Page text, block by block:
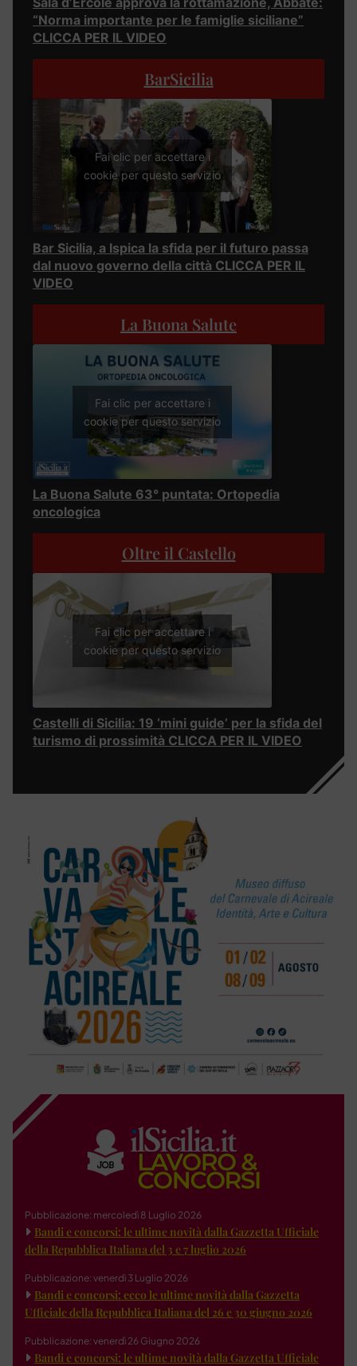
“Norma importante per le famiglie siciliane”
CLICCA PER IL VIDEO
BarSicilia
Fai clic per accettare i
cookie per questo servizio
Bar Sicilia, a Ispica la sfida per il futuro passa
dal nuovo governo della città CLICCA PER IL
VIDEO
La Buona Salute
Fai clic per accettare i
cookie per questo servizio
La Buona Salute 63° puntata: Ortopedia
oncologica
Oltre il Castello
Fai clic per accettare i
cookie per questo servizio
Castelli di Sicilia: 19 ‘mini guide’ per la sfida del
turismo di prossimità CLICCA PER IL VIDEO
Pubblicazione: mercoledì 8 Luglio 2026
Bandi e concorsi: le ultime novità dalla Gazzetta Ufficiale
della Repubblica Italiana del 3 e 7 luglio 2026
Pubblicazione: venerdì 3 Luglio 2026
Bandi e concorsi: ecco le ultime novità dalla Gazzetta
Ufficiale della Repubblica Italiana del 26 e 30 giugno 2026
Pubblicazione: venerdì 26 Giugno 2026
Bandi e concorsi: le ultime novità dalla Gazzetta Ufficiale